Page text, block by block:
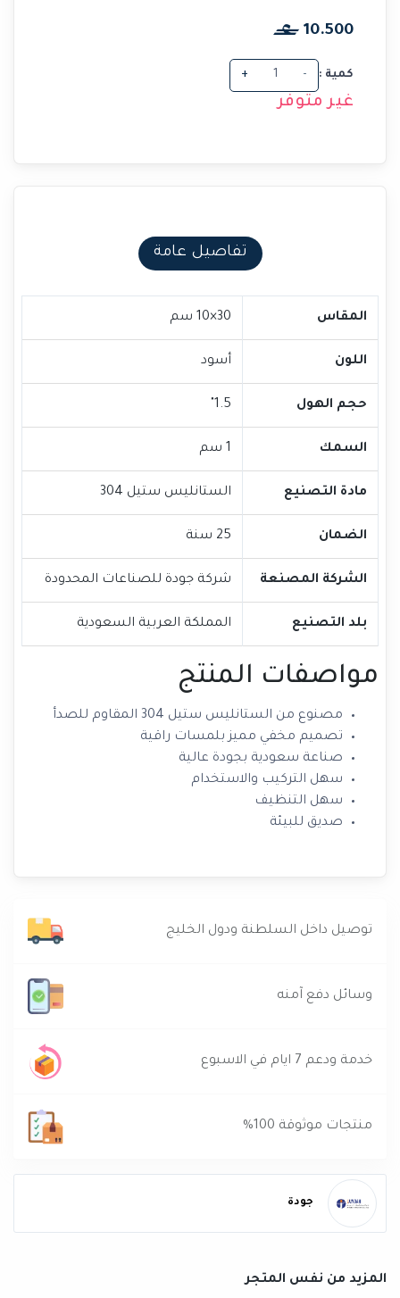
10.500
كمية : -
+
غير متوفر
تفاصيل عامة
المقاس 30×10 سم
اللون أسود
حجم الهول 1.5"
السمك 1 سم
مادة التصنيع الستانليس ستيل 304
الضمان 25 سنة
الشركة المصنعة شركة جودة للصناعات المحدودة
بلد التصنيع المملكة العربية السعودية
مواصفات المنتج
مصنوع من الستانليس ستيل 304 المقاوم للصدأ
تصميم مخفي مميز بلمسات راقية
صناعة سعودية بجودة عالية
سهل التركيب والاستخدام
سهل التنظيف
صديق للبيئة
توصيل داخل السلطنة ودول الخليج
وسائل دفع آمنه
خدمة ودعم 7 ايام في الاسبوع
منتجات موثوقة 100%
جودة
المزيد من نفس المتجر